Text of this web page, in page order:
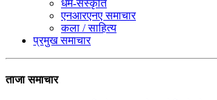
धर्म-संस्कृति
एनआरएनए समाचार
कला / साहित्य
प्रमुख समाचार
ताजा समाचार